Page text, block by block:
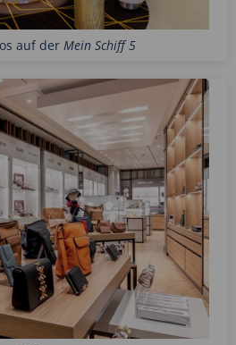
auf der Mein Schiff 5